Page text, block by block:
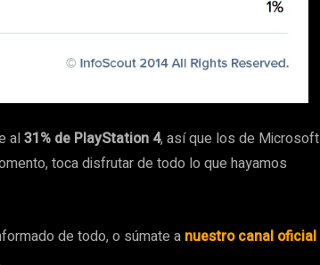
al31% de PlayStation 4, así que los de Microsoft
toca disfrutar de todo lo que hayamos
de todo, o súmate a nuestro canal oficial